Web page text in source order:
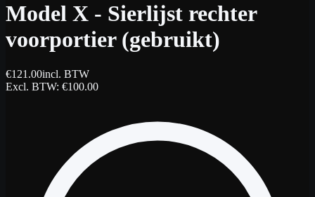
Model X - Sierlijst rechter
voorportier (gebruikt)
€121.00incl. BTW
Excl. BTW: €100.00